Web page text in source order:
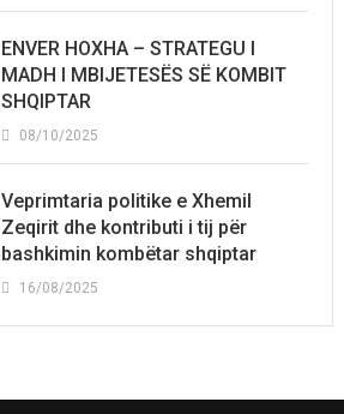
ENVER HOXHA – STRATEGU I
MADH I MBIJETESËS SË KOMBIT
SHQIPTAR
08/10/2025
Veprimtaria politike e Xhemil
Zeqirit dhe kontributi i tij për
bashkimin kombëtar shqiptar
16/08/2025